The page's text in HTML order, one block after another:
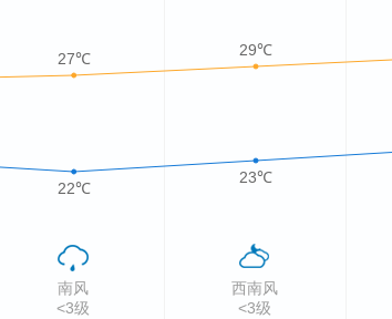
27℃ 29℃
22℃
23℃
南风 西南风
<3级 <3级